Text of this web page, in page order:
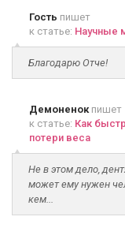
Гость пишет
к статье: Научные
Благодарю Отче!
Демоненокпишет
к статье: Как
потери веса
Не в этом дело,
может ему нужен
кем...